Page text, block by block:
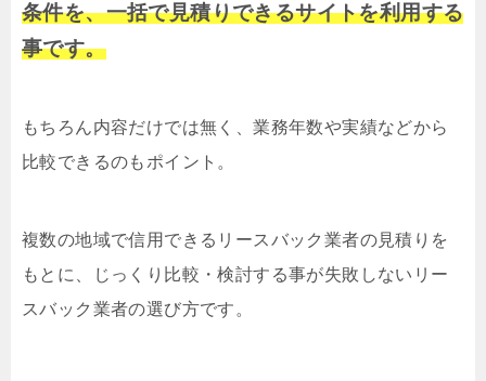
条件を、一括で見積りできるサイトを利用する
事です。
もちろん内容だけでは無く、業務年数や実績などから
比較できるのもポイント。
複数の地域で信用できるリースバック業者の見積りを
もとに、じっくり比較・検討する事が失敗しないリー
スバック業者の選び方です。